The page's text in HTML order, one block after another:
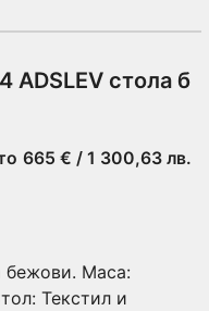
ADSLEV стола б
665 € / 1 300,63 лв.
бежови. Маса:
Текстил и